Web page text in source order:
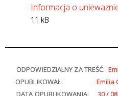
Informacja o
11 kB
ODPOWIEDZIALNY ZA TREŚĆ:
OPUBLIKOWAŁ:
Emilia
DATA OPUBLIKOWANIA:
30 /